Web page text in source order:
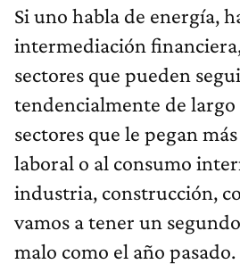
Si uno habla de energía,
intermediación
sectores que pueden
tendencialmente de largo
sectores que le pegan
laboral o al consumo
industria, construcción,
vamos a tener un
malo como el año